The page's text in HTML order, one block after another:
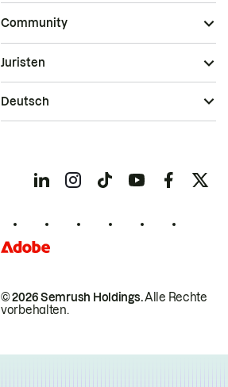
Community
© 2026 Semrush Holdings.Alle Rechte
vorbehalten.
Juristen
Deutsch